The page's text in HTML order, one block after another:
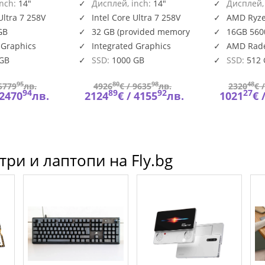
83JQ001NBM
14"
7 258V
95лв.
94лв.
120Hz Touch 32GB DDR5
1TB PCIe W11Pro Tidal
Teal 32 GB Windows 11
Pro 1000 GB83CX0016RM
Дисплей, inch: 14"
Intel Core Ultra 7 258V
32 GB (provided memory
is soldered)
Integrated Graphics
SSD: 1000 GB
492680€ /963598лв.
212489€ /415592лв.
6cores, up
TOPS
AG, 16
DDR5, 5600
SSD,
AMD
16GB
AMD
SSD: 512
232048€
102127€
и лаптопи на Fly.bg